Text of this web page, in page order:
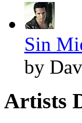
Sin
by
Artists